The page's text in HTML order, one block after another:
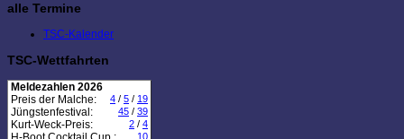
alle Termine
TSC-Kalender
TSC-Wettfahrten
Meldezahlen 2026
Preis der Malche:
4 / 5 / 19
Jüngstenfestival: 45 / 39
Kurt-Weck-Preis: 2 / 4
10